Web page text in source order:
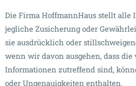
Die Firma HoffmannHaus stellt alle
jegliche Zusicherung oder
sie ausdrücklich oder
wenn wir davon ausgehen, dass die
Informationen zutreffend sind,
oder Ungenauigkeiten enthalten.